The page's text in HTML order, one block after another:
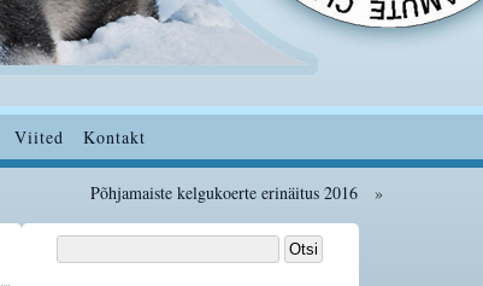
Viited Kontakt
Põhjamaiste kelgukoerte erinäitus 2016 »
Otsi: